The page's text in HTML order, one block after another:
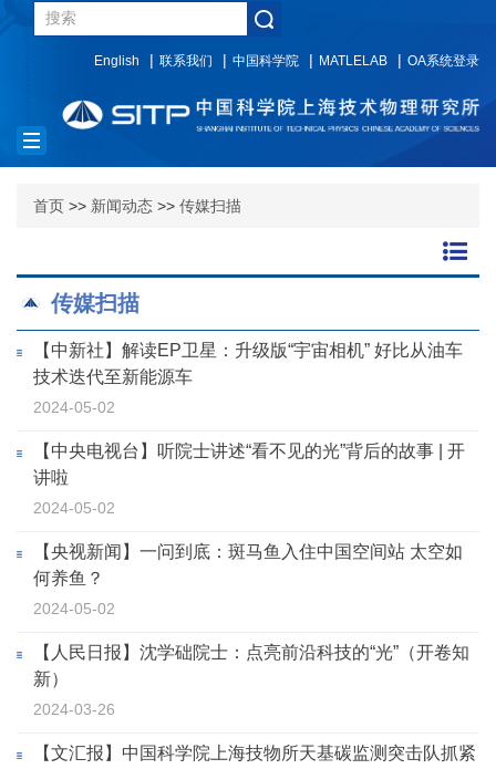
English 联系我们 中国科学院 MATLELAB OA系统登录
Toggle
navigation
首页 >> 新闻动态 >> 传媒扫描
传媒扫描
【中新社】解读EP卫星：升级版“宇宙相机” 好比从油车
技术迭代至新能源车
2024-05-02
【中央电视台】听院士讲述“看不见的光”背后的故事 | 开
讲啦
2024-05-02
【央视新闻】一问到底：斑马鱼入住中国空间站 太空如
何养鱼？
2024-05-02
【人民日报】沈学础院士：点亮前沿科技的“光”（开卷知
新）
2024-03-26
【文汇报】中国科学院上海技物所天基碳监测突击队抓紧